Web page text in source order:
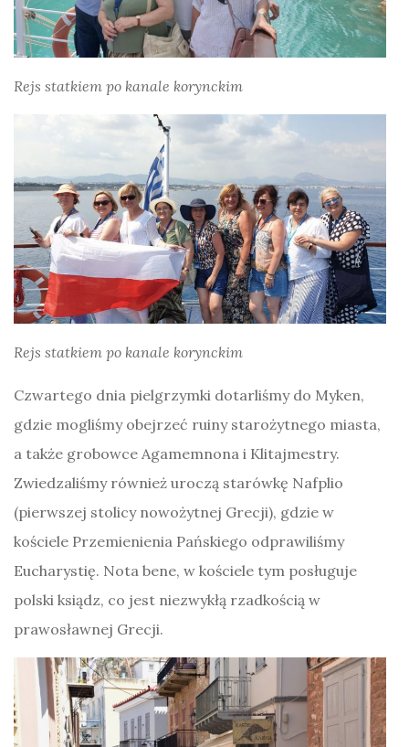
Rejs statkiem po kanale korynckim
Rejs statkiem po kanale korynckim
Czwartego dnia pielgrzymki dotarliśmy do Myken,
gdzie mogliśmy obejrzeć ruiny starożytnego miasta,
a także grobowce Agamemnona i Klitajmestry.
Zwiedzaliśmy również uroczą starówkę Nafplio
(pierwszej stolicy nowożytnej Grecji), gdzie w
kościele Przemienienia Pańskiego odprawiliśmy
Eucharystię. Nota bene, w kościele tym posługuje
polski ksiądz, co jest niezwykłą rzadkością w
prawosławnej Grecji.